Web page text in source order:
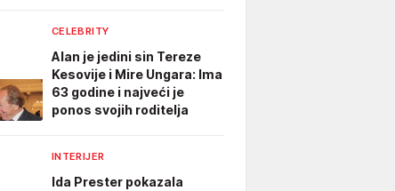
CELEBRITY
Alan je jedini sin Tereze
Kesovije i Mire Ungara: Ima
63 godine i najveći je
ponos svojih roditelja
INTERIJER
Ida Prester pokazala